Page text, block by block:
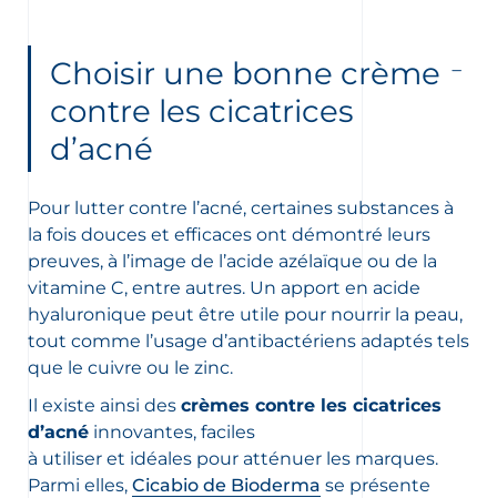
Choisir une bonne crème
contre les cicatrices
d’acné
Pour lutter contre l’acné, certaines substances à
la fois douces et efficaces ont démontré leurs
preuves, à l’image de l’acide azélaïque ou de la
vitamine C, entre autres. Un apport en acide
hyaluronique peut être utile pour nourrir la peau,
tout comme l’usage d’antibactériens adaptés tels
que le cuivre ou le zinc.
Il existe ainsi des crèmes contre les cicatrices
d’acné innovantes, faciles
à utiliser et idéales pour atténuer les marques.
Parmi elles, Cicabio de Bioderma se présente